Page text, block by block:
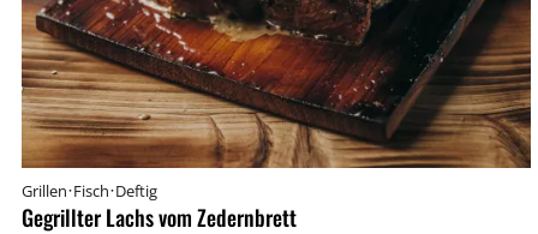
Grillen·Fisch·Deftig
Gegrillter Lachs vom Zedernbrett